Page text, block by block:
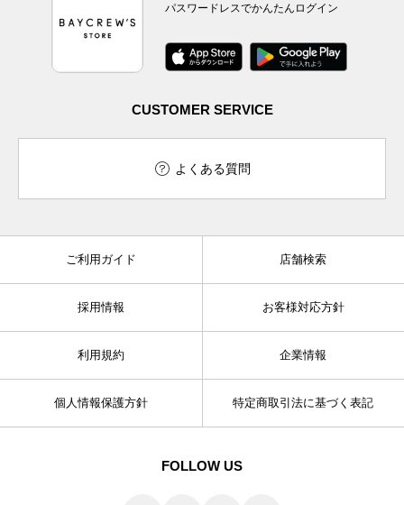
パスワードレスでかんたんログイン
CUSTOMER SERVICE
よくある質問
ご利用ガイド 店舗検索
採用情報 お客様対応方針
利用規約 企業情報
個人情報保護方針 特定商取引法に基づく表記
FOLLOW US